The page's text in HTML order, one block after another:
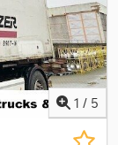
1 / 5